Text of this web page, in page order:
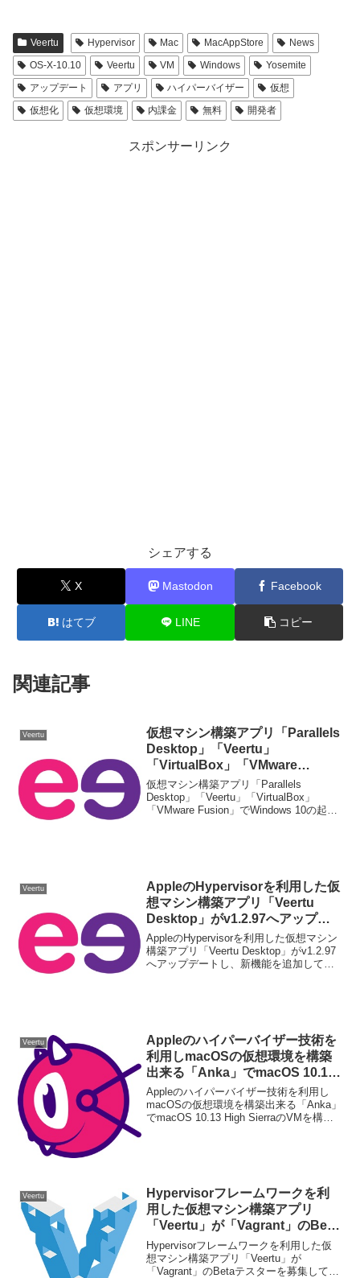
Veertu Hypervisor Mac MacAppStore
News
OS-X-10.10
Veertu VM Windows
Yosemite
アップデート
アプリ ハイパーバイザー
仮想
仮想化
仮想環境 内課金 無料 開発者
スポンサーリンク
シェアする
X Mastodon Facebook
はてブ LINE コピー
関連記事
Veertu
仮想マシン構築アプリ「Parallels
Desktop」「Veertu」
「VirtualBox」「VMware
Fusion」でWindows 10の起動時
間を測定してみた。
仮想マシン構築アプリ「Parallels
Desktop」「Veertu」「VirtualBox」
「VMware Fusion」でWindows 10の起動
Veertu
AppleのHypervisorを利用した仮
想マシン構築アプリ「Veertu
Desktop」がv1.2.97へアップデ
ートし、VMサスペンド時にネッ
トワークやCDイメージの割当が
可能に。
AppleのHypervisorを利用した仮想マシン
構築アプリ「Veertu Desktop」がv1.2.97
へアップデートし、新機能を追加してい
Veertu
Appleのハイパーバイザー技術を
利用しmacOSの仮想環境を構築
出来る「Anka」でmacOS 10.13
High SierraのVMを構築する方
法。
Appleのハイパーバイザー技術を利用し
macOSの仮想環境を構築出来る「Anka」
でmacOS 10.13 High SierraのVMを構築
Veertu
Hypervisorフレームワークを利
用した仮想マシン構築アプリ
「Veertu」が「Vagrant」のBeta
テスターを募集中。
Hypervisorフレームワークを利用した仮
想マシン構築アプリ「Veertu」が
「Vagrant」のBetaテスターを募集してい